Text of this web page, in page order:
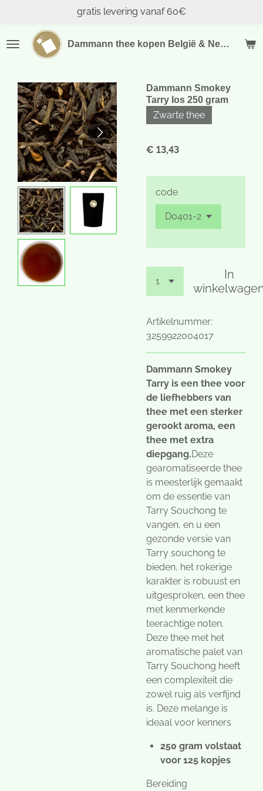
naar
Dammann thee kopen België & Nederland
gratis levering vanaf 60€
Dammann Smokey
Tarry los 250 gram
Zwarte thee
€ 13,43
code
In
Artikelnummer:
3259922004017
Dammann Smokey
Tarry is een thee voor
de liefhebbers van
thee met een sterker
gerookt aroma, een
thee met extra
diepgang.Deze
gearomatiseerde thee
is meesterlijk gemaakt
om de essentie van
Tarry Souchong te
vangen, en u een
gezonde versie van
Tarry souchong te
bieden, het rokerige
karakter is robuust en
uitgesproken, een thee
met kenmerkende
teerachtige noten.
Deze thee met het
aromatische palet van
Tarry Souchong heeft
een complexiteit die
zowel ruig als verfijnd
is. Deze melange is
ideaal voor kenners
250 gram volstaat
voor 125 kopjes
Bereiding